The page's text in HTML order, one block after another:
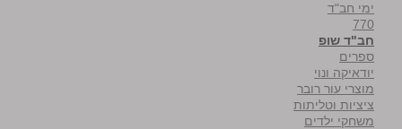
ימי חב"ד
770
חב"ד שופ
ספרים
יודאיקה ונוי
מוצרי עור רובר
ציציות וטליתות
משחקי ילדים